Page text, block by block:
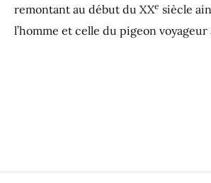
remontant au début du XXe siècle
l’homme et celle du pigeon voyageur